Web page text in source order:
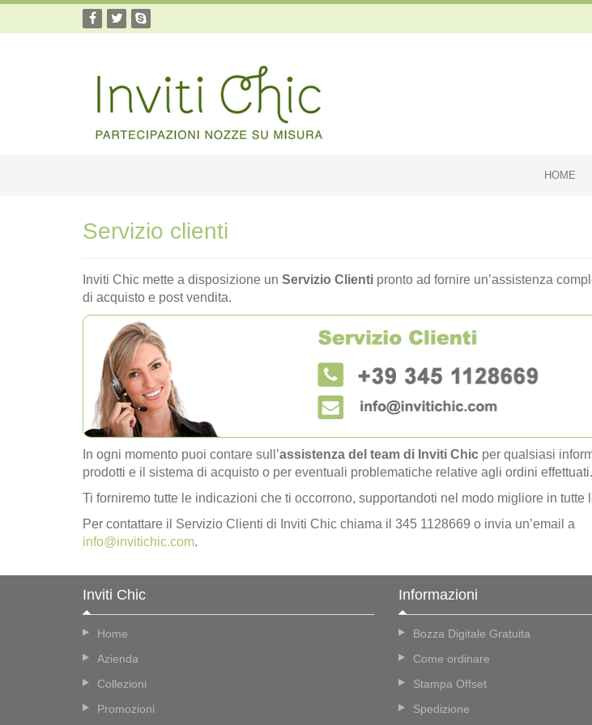
HOME
Servizio clienti
Inviti Chic mette a disposizione un Servizio Clienti pronto ad fornire un’assistenza
di acquisto e post vendita.
In ogni momento puoi contare sull’assistenza del team di Inviti Chic per qualsiasi
prodotti e il sistema di acquisto o per eventuali problematiche relative agli ordini effettuati.
Ti forniremo tutte le indicazioni che ti occorrono, supportandoti nel modo migliore in tutte
Per contattare il Servizio Clienti di Inviti Chic chiama il 345 1128669 o invia un’email a
info@invitichic.com.
Inviti Chic
Home
Azienda
Collezioni
Promozioni
Informazioni
Bozza Digitale Gratuita
Come ordinare
Stampa Offset
Spedizione